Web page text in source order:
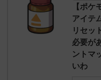
ただダグト
れたウミト
めた！ (ﾜｯﾁ
ッグヘルムか
無しさん0971
決めた！ (ﾜｯ
2023/06/28(
【ポ
アイテ
リセッ
必要が
ントマ
いわ